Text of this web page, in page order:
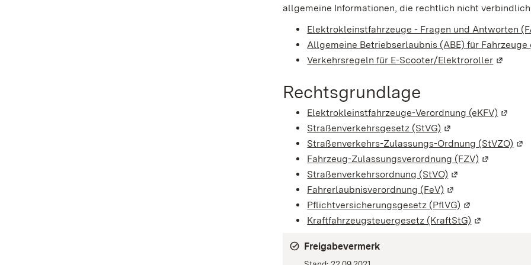
allgemeine Informationen, die rechtlich nicht
Elektrokleinstfahrzeuge - Fragen und Antworten
Allgemeine Betriebserlaubnis (ABE) für
Verkehrsregeln für E-Scooter/Elektroroller (Wird
Rechtsgrundlage
Elektrokleinstfahrzeuge-Verordnung (eKFV) (Wird
Straßenverkehrsgesetz (StVG) (Wird in einem
Straßenverkehrs-Zulassungs-Ordnung (StVZO)
Fahrzeug-Zulassungsverordnung (FZV) (Wird in
Straßenverkehrsordnung (StVO) (Wird in einem
Fahrerlaubnisverordnung (FeV) (Wird in einem
Pflichtversicherungsgesetz (PflVG) (Wird in einem
Kraftfahrzeugsteuergesetz (KraftStG) (Wird in
Freigabevermerk